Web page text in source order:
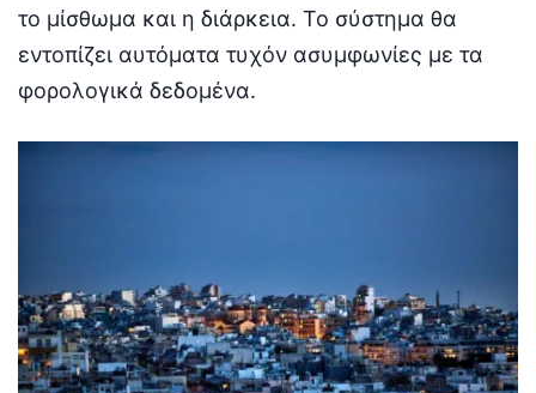
το μίσθωμα και η διάρκεια. Το σύστημα θα
εντοπίζει αυτόματα τυχόν ασυμφωνίες με τα
φορολογικά δεδομένα.